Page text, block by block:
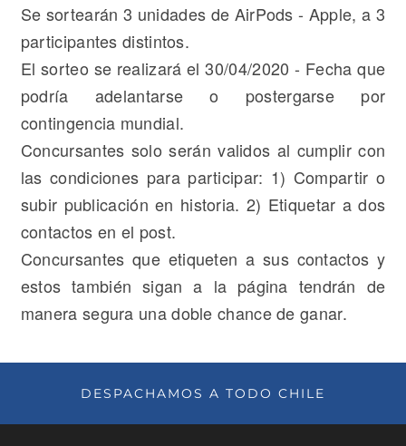
Se sortearán 3 unidades de AirPods - Apple, a 3
participantes distintos.
El sorteo se realizará el 30/04/2020 - Fecha que
podría adelantarse o postergarse por
contingencia mundial.
Concursantes solo serán validos al cumplir con
las condiciones para participar: 1) Compartir o
subir publicación en historia. 2) Etiquetar a dos
contactos en el post.
Concursantes que etiqueten a sus contactos y
estos también sigan a la página tendrán de
manera segura una doble chance de ganar.
DESPACHAMOS A TODO CHILE